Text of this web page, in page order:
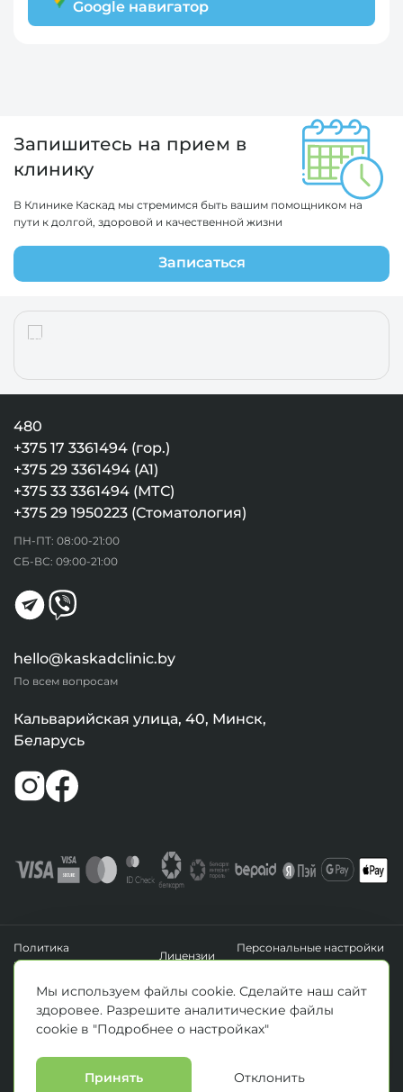
Google навигатор
Запишитесь на прием в
клинику
В Клинике Каскад мы стремимся быть вашим помощником на
пути к долгой, здоровой и качественной жизни
Записаться
480
+375 17 3361494 (гор.)
+375 29 3361494 (А1)
+375 33 3361494 (МТС)
+375 29 1950223 (Стоматология)
ПН-ПТ: 08:00-21:00
СБ-ВС: 09:00-21:00
hello@kaskadclinic.by
По всем вопросам
Кальварийская улица, 40, Минск,
Беларусь
Политика
конфиденциальности
Лицензии
Персональные настройки
файлов cookie
Зарегистрировано Минским горисполкомом 14.04.2020 г.
© Все права защищены 2026. ООО «Клиника Каскад»
Материалы, размещенные на данной странице, носят информационный
должны использовать их в качестве медицинских рекомендаций.
Определение диагноза и выбор методики лечения остается исключительной
прерогативой вашего лечащего врача! * Цены, указанные на сайте
Мы используем файлы cookie. Сделайте наш сайт
здоровее. Разрешите аналитические файлы
cookie в "Подробнее о настройках"
Принять Отклонить